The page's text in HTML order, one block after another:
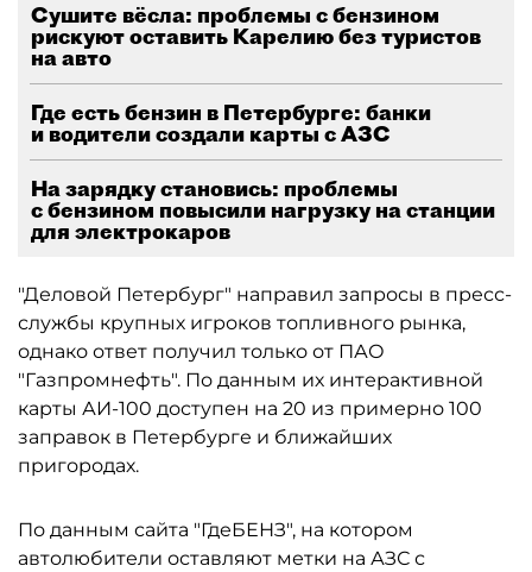
Сушите вёсла: проблемы с бензином
рискуют оставить Карелию без туристов
на авто
Где есть бензин в Петербурге: банки
и водители создали карты с АЗС
На зарядку становись: проблемы
с бензином повысили нагрузку на станции
для электрокаров
"Деловой Петербург" направил запросы в пресс-
службы крупных игроков топливного рынка,
однако ответ получил только от ПАО
"Газпромнефть". По данным их интерактивной
карты АИ-100 доступен на 20 из примерно 100
заправок в Петербурге и ближайших
пригородах.
По данным сайта "ГдеБЕНЗ", на котором
автолюбители оставляют метки на АЗС с